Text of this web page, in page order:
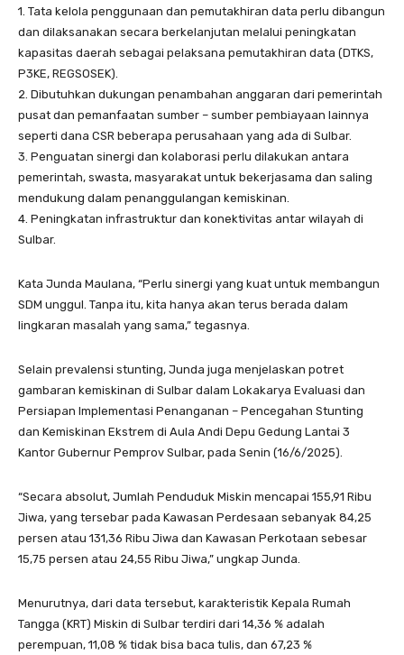
1. Tata kelola penggunaan dan pemutakhiran data perlu dibangun
dan dilaksanakan secara berkelanjutan melalui peningkatan
kapasitas daerah sebagai pelaksana pemutakhiran data (DTKS,
P3KE, REGSOSEK).
2. Dibutuhkan dukungan penambahan anggaran dari pemerintah
pusat dan pemanfaatan sumber – sumber pembiayaan lainnya
seperti dana CSR beberapa perusahaan yang ada di Sulbar.
3. Penguatan sinergi dan kolaborasi perlu dilakukan antara
pemerintah, swasta, masyarakat untuk bekerjasama dan saling
mendukung dalam penanggulangan kemiskinan.
4. Peningkatan infrastruktur dan konektivitas antar wilayah di
Sulbar.
Kata Junda Maulana, “Perlu sinergi yang kuat untuk membangun
SDM unggul. Tanpa itu, kita hanya akan terus berada dalam
lingkaran masalah yang sama,” tegasnya.
Selain prevalensi stunting, Junda juga menjelaskan potret
gambaran kemiskinan di Sulbar dalam Lokakarya Evaluasi dan
Persiapan Implementasi Penanganan – Pencegahan Stunting
dan Kemiskinan Ekstrem di Aula Andi Depu Gedung Lantai 3
Kantor Gubernur Pemprov Sulbar, pada Senin (16/6/2025).
“Secara absolut, Jumlah Penduduk Miskin mencapai 155,91 Ribu
Jiwa, yang tersebar pada Kawasan Perdesaan sebanyak 84,25
persen atau 131,36 Ribu Jiwa dan Kawasan Perkotaan sebesar
15,75 persen atau 24,55 Ribu Jiwa,” ungkap Junda.
Menurutnya, dari data tersebut, karakteristik Kepala Rumah
Tangga (KRT) Miskin di Sulbar terdiri dari 14,36 % adalah
perempuan, 11,08 % tidak bisa baca tulis, dan 67,23 %